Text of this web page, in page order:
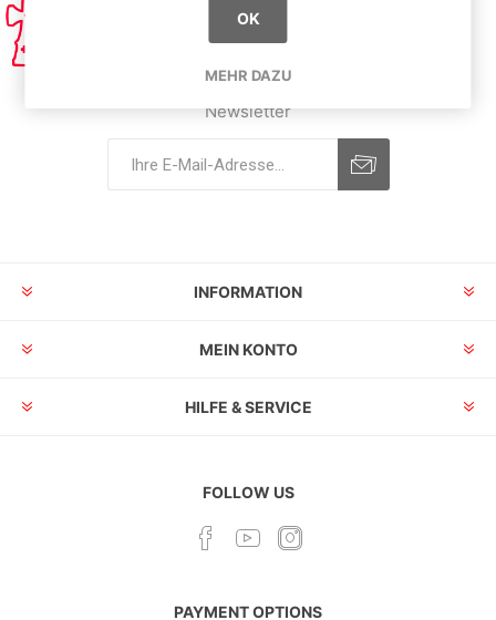
Newsletter
INFORMATION
MEIN KONTO
HILFE & SERVICE
FOLLOW US
PAYMENT OPTIONS
OK
MEHR DAZU